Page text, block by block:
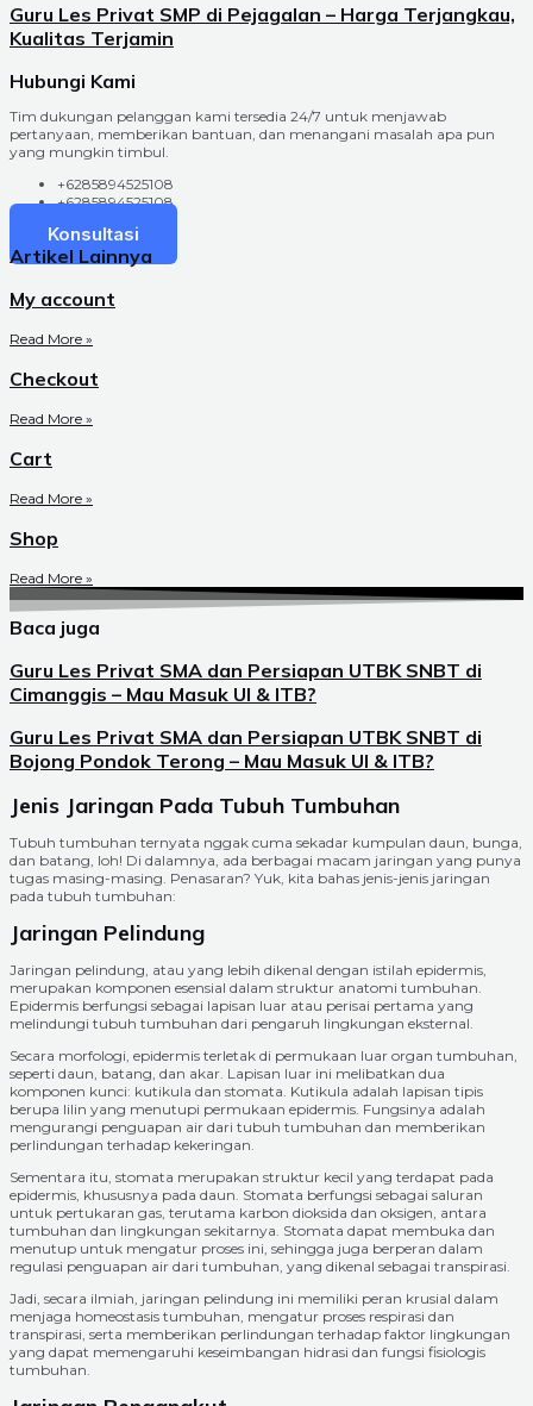
Guru Les Privat SMP di Pejagalan – Harga Terjangkau,
Kualitas Terjamin
Hubungi Kami
Tim dukungan pelanggan kami tersedia 24/7 untuk menjawab
pertanyaan, memberikan bantuan, dan menangani masalah apa pun
yang mungkin timbul.
+6285894525108
+6285894525108
Konsultasi
Artikel Lainnya
My account
Read More »
Checkout
Read More »
Cart
Read More »
Shop
Read More »
Baca juga
Guru Les Privat SMA dan Persiapan UTBK SNBT di
Cimanggis – Mau Masuk UI & ITB?
Guru Les Privat SMA dan Persiapan UTBK SNBT di
Bojong Pondok Terong – Mau Masuk UI & ITB?
Jenis Jaringan Pada Tubuh Tumbuhan
Tubuh tumbuhan ternyata nggak cuma sekadar kumpulan daun, bunga,
dan batang, loh! Di dalamnya, ada berbagai macam jaringan yang punya
tugas masing-masing. Penasaran? Yuk, kita bahas jenis-jenis jaringan
pada tubuh tumbuhan:
Jaringan Pelindung
Jaringan pelindung, atau yang lebih dikenal dengan istilah epidermis,
merupakan komponen esensial dalam struktur anatomi tumbuhan.
Epidermis berfungsi sebagai lapisan luar atau perisai pertama yang
melindungi tubuh tumbuhan dari pengaruh lingkungan eksternal.
Secara morfologi, epidermis terletak di permukaan luar organ tumbuhan,
seperti daun, batang, dan akar. Lapisan luar ini melibatkan dua
komponen kunci: kutikula dan stomata. Kutikula adalah lapisan tipis
berupa lilin yang menutupi permukaan epidermis. Fungsinya adalah
mengurangi penguapan air dari tubuh tumbuhan dan memberikan
perlindungan terhadap kekeringan.
Sementara itu, stomata merupakan struktur kecil yang terdapat pada
epidermis, khususnya pada daun. Stomata berfungsi sebagai saluran
untuk pertukaran gas, terutama karbon dioksida dan oksigen, antara
tumbuhan dan lingkungan sekitarnya. Stomata dapat membuka dan
menutup untuk mengatur proses ini, sehingga juga berperan dalam
regulasi penguapan air dari tumbuhan, yang dikenal sebagai transpirasi.
Jadi, secara ilmiah, jaringan pelindung ini memiliki peran krusial dalam
menjaga homeostasis tumbuhan, mengatur proses respirasi dan
transpirasi, serta memberikan perlindungan terhadap faktor lingkungan
yang dapat memengaruhi keseimbangan hidrasi dan fungsi fisiologis
tumbuhan.